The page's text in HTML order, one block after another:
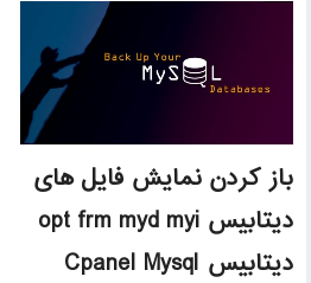
باز کردن نمایش فایل های
دیتابیس opt frm myd myi
دیتابیس Cpanel Mysql